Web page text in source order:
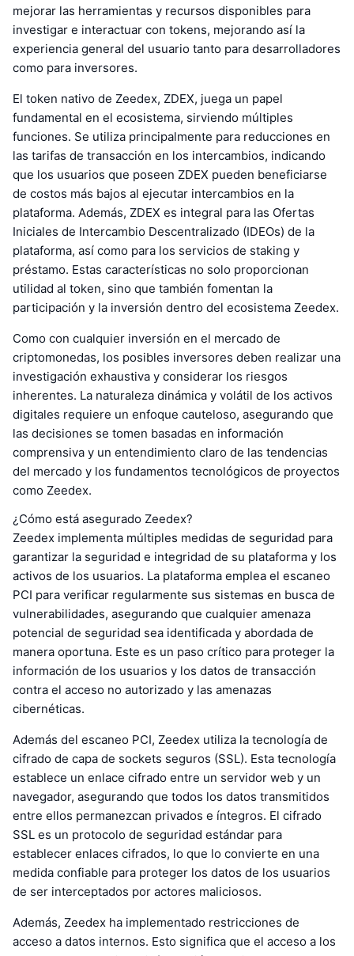
mejorar las herramientas y recursos disponibles para
investigar e interactuar con tokens, mejorando así la
experiencia general del usuario tanto para desarrolladores
como para inversores.
El token nativo de Zeedex, ZDEX, juega un papel
fundamental en el ecosistema, sirviendo múltiples
funciones. Se utiliza principalmente para reducciones en
las tarifas de transacción en los intercambios, indicando
que los usuarios que poseen ZDEX pueden beneficiarse
de costos más bajos al ejecutar intercambios en la
plataforma. Además, ZDEX es integral para las Ofertas
Iniciales de Intercambio Descentralizado (IDEOs) de la
plataforma, así como para los servicios de staking y
préstamo. Estas características no solo proporcionan
utilidad al token, sino que también fomentan la
participación y la inversión dentro del ecosistema Zeedex.
Como con cualquier inversión en el mercado de
criptomonedas, los posibles inversores deben realizar una
investigación exhaustiva y considerar los riesgos
inherentes. La naturaleza dinámica y volátil de los activos
digitales requiere un enfoque cauteloso, asegurando que
las decisiones se tomen basadas en información
comprensiva y un entendimiento claro de las tendencias
del mercado y los fundamentos tecnológicos de proyectos
como Zeedex.
¿Cómo está asegurado Zeedex?
Zeedex implementa múltiples medidas de seguridad para
garantizar la seguridad e integridad de su plataforma y los
activos de los usuarios. La plataforma emplea el escaneo
PCI para verificar regularmente sus sistemas en busca de
vulnerabilidades, asegurando que cualquier amenaza
potencial de seguridad sea identificada y abordada de
manera oportuna. Este es un paso crítico para proteger la
información de los usuarios y los datos de transacción
contra el acceso no autorizado y las amenazas
cibernéticas.
Además del escaneo PCI, Zeedex utiliza la tecnología de
cifrado de capa de sockets seguros (SSL). Esta tecnología
establece un enlace cifrado entre un servidor web y un
navegador, asegurando que todos los datos transmitidos
entre ellos permanezcan privados e íntegros. El cifrado
SSL es un protocolo de seguridad estándar para
establecer enlaces cifrados, lo que lo convierte en una
medida confiable para proteger los datos de los usuarios
de ser interceptados por actores maliciosos.
Además, Zeedex ha implementado restricciones de
acceso a datos internos. Esto significa que el acceso a los